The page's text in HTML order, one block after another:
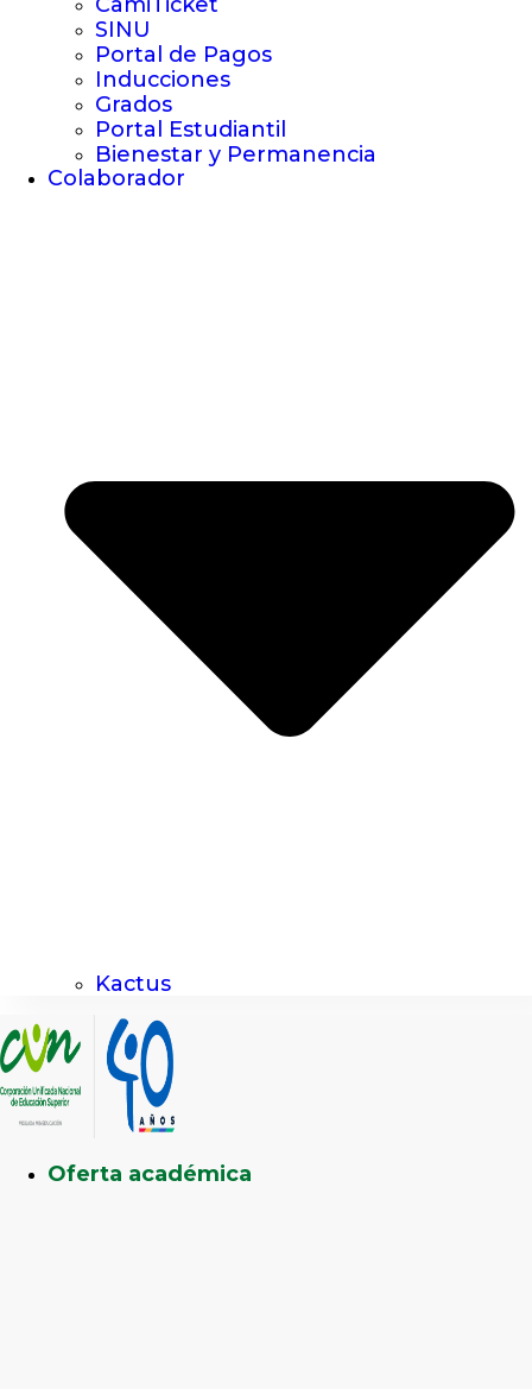
SINU
Portal de Pagos
Inducciones
Grados
Portal Estudiantil
Bienestar y Permanencia
Colaborador
Kactus
Oferta académica